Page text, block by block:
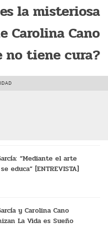
la misteriosa
Carolina Cano
no tiene cura?
“Mediante el arte
educa” [ENTREVISTA]
y Carolina Cano
La Vida es Sueño